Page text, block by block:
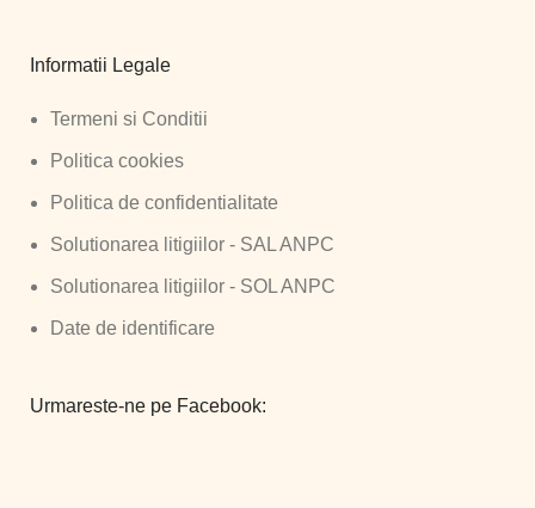
Informatii Legale
Termeni si Conditii
Politica cookies
Politica de confidentialitate
Solutionarea litigiilor - SAL ANPC
Solutionarea litigiilor - SOL ANPC
Date de identificare
Urmareste-ne pe Facebook: